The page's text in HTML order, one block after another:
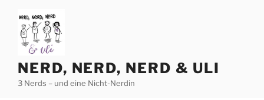
Inhalt
springen
NERD, NERD, NERD & ULI
3 Nerds – und eine Nicht-Nerdin